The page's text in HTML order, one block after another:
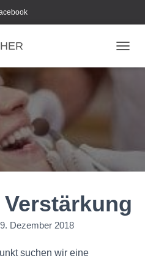
Dezember 2018
suchen wir eine